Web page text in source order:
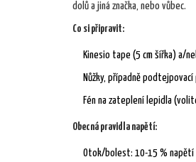
dolů a jiná značka, nebo vůbec.
Co si připravit:
Kinesio tape (5 cm šířka) a/
Nůžky, případně
Fén na zateplení lepidla
Obecná pravidla napětí:
Otok/bolest: 10-15 % napětí